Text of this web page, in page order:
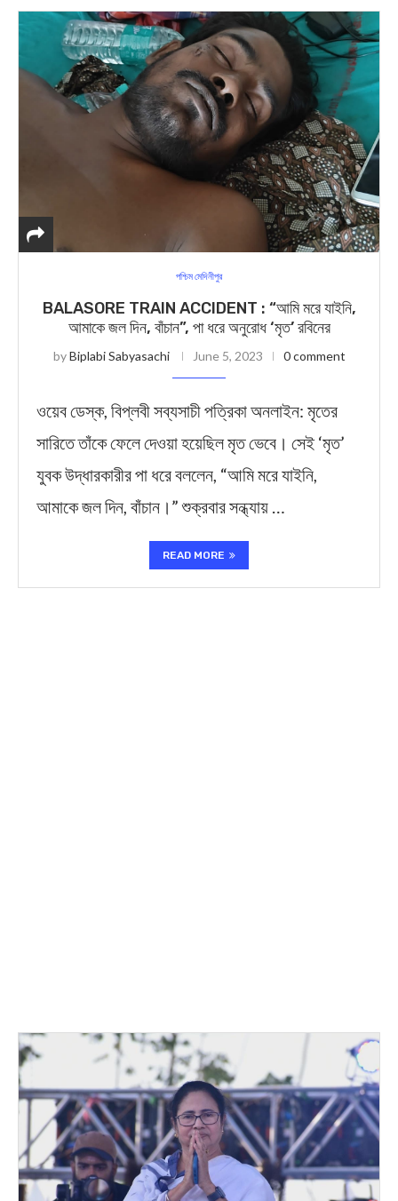
পশ্চিম মেদিনীপুর
BALASORE TRAIN ACCIDENT : “আমি মরে যাইনি,
আমাকে জল দিন, বাঁচান”, পা ধরে অনুরোধ ‘মৃত’ রবিনের
byBiplabi Sabyasachi June 5, 2023 0 comment
ওয়েব ডেস্ক, বিপ্লবী সব্যসাচী পত্রিকা অনলাইন: মৃতের
সারিতে তাঁকে ফেলে দেওয়া হয়েছিল মৃত ভেবে। সেই ‘মৃত’
যুবক উদ্ধারকারীর পা ধরে বললেন, “আমি মরে যাইনি,
আমাকে জল দিন, বাঁচান।” শুক্রবার সন্ধ্যায় …
READ MORE